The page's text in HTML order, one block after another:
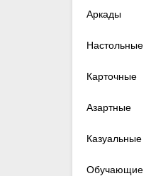
Аркады
Настольные
Карточные
Азартные
Казуальные
Обучающие